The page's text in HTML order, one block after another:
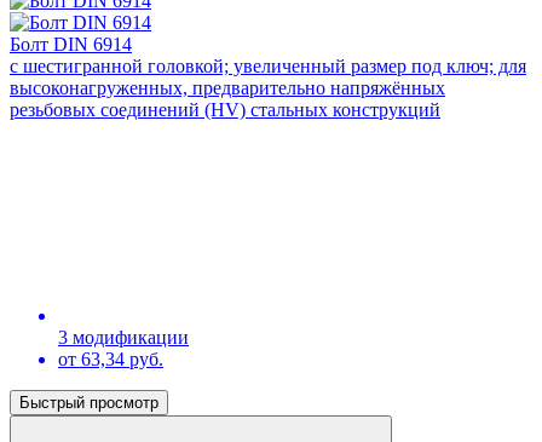
Болт DIN 6914
с шестигранной головкой; увеличенный размер под ключ; для
высоконагруженных, предварительно напряжённых
резьбовых соединений (HV) стальных конструкций
3 модификации
от 63,34 руб.
Быстрый просмотр